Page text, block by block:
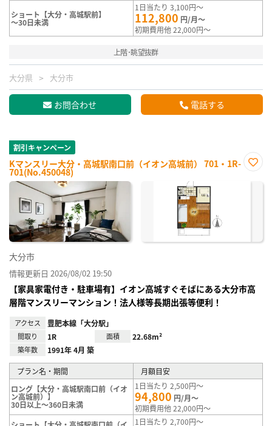
ショート【大分・高城駅前】
～30日未満
1日当たり 3,100円～
112,800 円/月～
初期費用他 22,000円～
上階･眺望抜群
大分県 大分市
お問合わせ 電話する
割引キャンペーン
Kマンスリー大分・高城駅南口前（イオン高城前） 701・1R-
701(No.450048)
に入
大分市
情報更新日 2026/08/02 19:50
【家具家電付き・駐車場有】イオン高城すぐそばにある大分市高
層階マンスリーマンション！法人様等長期出張等便利！
アクセス 豊肥本線「大分駅」
間取り 1R 面積 22.68m²
築年数 1991年 4月 築
プラン名・期間
月額目安
ロング【大分・高城駅南口前（イオ
ン高城前）】
30日以上～360日未満
1日当たり 2,500円～
94,800 円/月～
初期費用他 22,000円～
1日当たり 2,700円～